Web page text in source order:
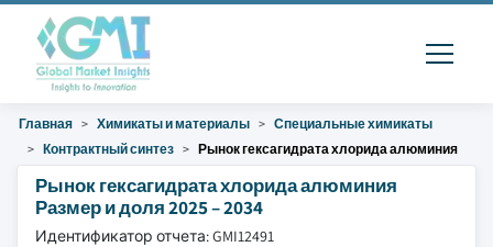
Главная Химикаты и материалы
Специальные химикаты
Контрактный синтез
Рынок гексагидрата хлорида алюминия
Рынок гексагидрата хлорида алюминия
Размер и доля 2025 – 2034
Идентификатор отчета: GMI12491